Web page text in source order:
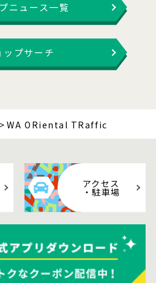
ニュース一覧
ップサーチ
WA ORiental TRaffic
アクセス
・駐車場